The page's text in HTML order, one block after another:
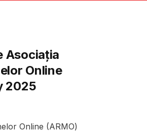
Asociația
Online
2025
Online (ARMO)